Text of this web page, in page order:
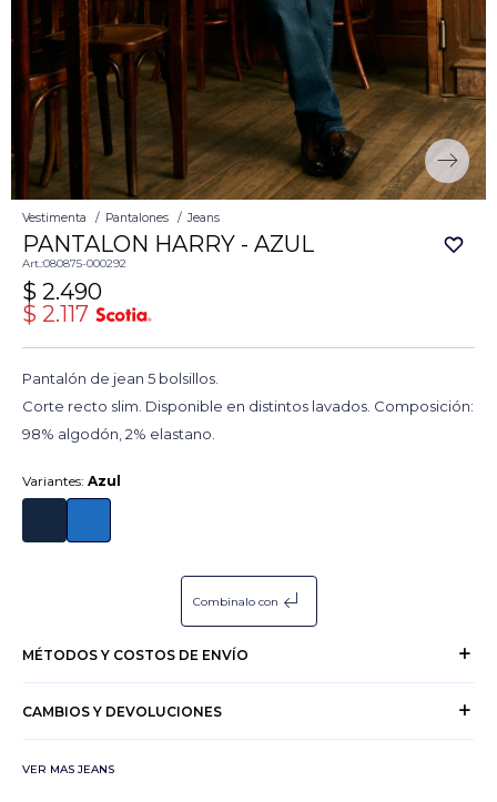
Vestimenta Pantalones Jeans
PANTALON HARRY - AZUL
080875-000292
$ 2.490
$ 2.117
Pantalón de jean 5 bolsillos.
Corte recto slim. Disponible en distintos lavados. Composición:
98% algodón, 2% elastano.
Variantes: Azul
Combinalo con subdirectory_arrow_left
MÉTODOS Y COSTOS DE ENVÍO
CAMBIOS Y DEVOLUCIONES
VER MAS JEANS